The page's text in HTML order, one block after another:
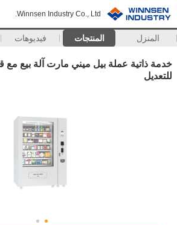
Winnsen Industry Co., Ltd.
المنزل المنتجات فيديوهات
خدمة ذاتية عملة بيل ميني مارت آلة بيع مع
للتعديل